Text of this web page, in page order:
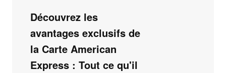
Découvrez les
avantages exclusifs de
la Carte American
Express : Tout ce qu'il